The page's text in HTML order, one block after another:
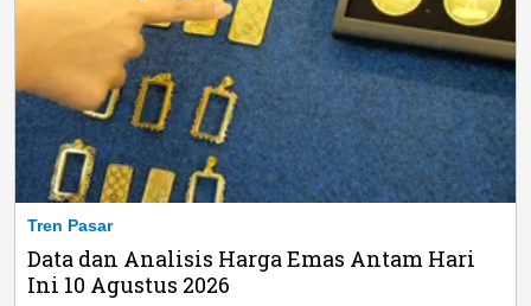
Tren Pasar
Data dan Analisis Harga Emas Antam Hari
Ini 10 Agustus 2026